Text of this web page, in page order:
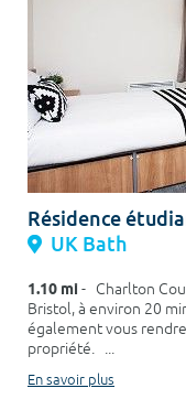
Résidence
UK Bath
1.10 mi - Charlton
Bristol, à environ 20
également vous
propriété. ...
En savoir plus